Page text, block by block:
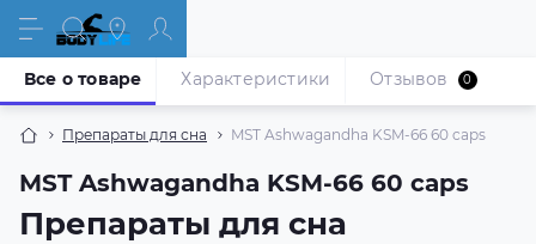
Препараты для сна MST Ashwagandha KSM-66 60 caps
MST Ashwagandha KSM-66 60 caps
Препараты для сна
Все о товаре Характеристики Отзывов 0